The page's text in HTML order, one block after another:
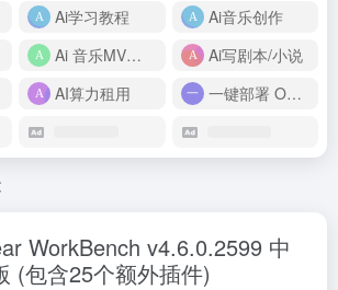
Ai学习教程
Ai音乐创作
Ai 音乐MV制作
Ai写剧本/小说
AI算力租用 一键部署 OpenClaw
WorkBench v4.6.0.2599 中
(包含25个额外插件)